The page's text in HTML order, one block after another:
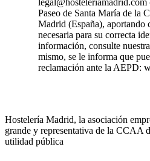
Paseo de Santa María de la
Madrid (España), aportando
necesaria para su correcta
información, consulte
mismo, se le informa que
reclamación ante la AEPD:
Hostelería Madrid, la asociación
grande y representativa de la CCAA
utilidad pública